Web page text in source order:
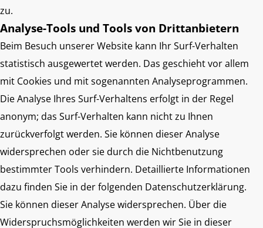
zu.
Analyse-Tools und Tools von Drittanbietern
Beim Besuch unserer Website kann Ihr Surf-Verhalten
statistisch ausgewertet werden. Das geschieht vor allem
mit Cookies und mit sogenannten Analyseprogrammen.
Die Analyse Ihres Surf-Verhaltens erfolgt in der Regel
anonym; das Surf-Verhalten kann nicht zu Ihnen
zurückverfolgt werden. Sie können dieser Analyse
widersprechen oder sie durch die Nichtbenutzung
bestimmter Tools verhindern. Detaillierte Informationen
dazu finden Sie in der folgenden Datenschutzerklärung.
Sie können dieser Analyse widersprechen. Über die
Widerspruchsmöglichkeiten werden wir Sie in dieser